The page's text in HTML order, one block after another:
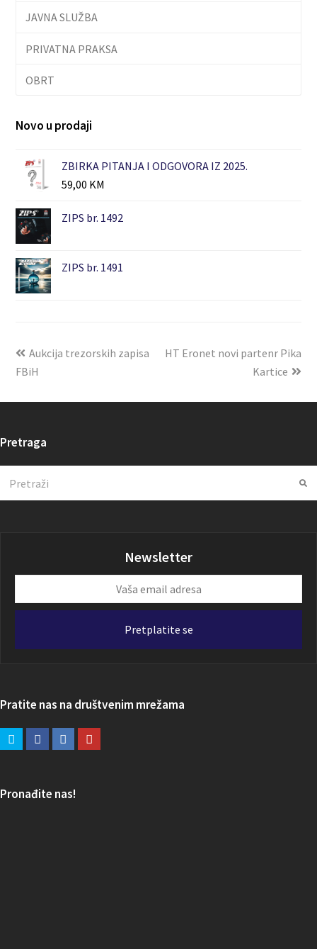
JAVNA SLUŽBA
PRIVATNA PRAKSA
OBRT
Novo u prodaji
ZBIRKA PITANJA I ODGOVORA IZ 2025.
59,00 KM
ZIPS br. 1492
ZIPS br. 1491
Aukcija trezorskih zapisa
FBiH
HT Eronet novi partenr Pika
Kartice
Pretraga
Newsletter
email
Pretplatite se
Pratite nas na društvenim mrežama
Pronađite nas!